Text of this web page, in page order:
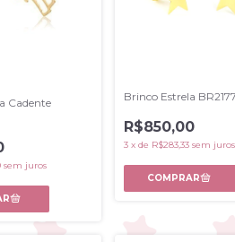
Cadente
sem juros
Brinco Estrela
R$850,00
3 x de R$283,33 sem juros